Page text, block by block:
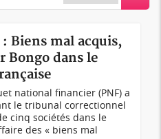
Biens mal acquis,
Bongo dans le
national financier (PNF) a
le tribunal correctionnel
cinq sociétés dans le
des « biens mal